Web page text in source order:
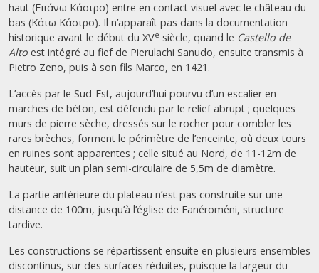
haut (Επάνω Κάστρο) entre en contact visuel avec le château du
bas (Κάτω Κάστρο). Il n’apparaît pas dans la documentation
historique avant le début du XVe siècle, quand le Castello de
Alto est intégré au fief de Pierulachi Sanudo, ensuite transmis à
Pietro Zeno, puis à son fils Marco, en 1421.
L’accès par le Sud-Est, aujourd’hui pourvu d’un escalier en
marches de béton, est défendu par le relief abrupt ; quelques
murs de pierre sèche, dressés sur le rocher pour combler les
rares brèches, forment le périmètre de l’enceinte, où deux tours
en ruines sont apparentes ; celle situé au Nord, de 11-12m de
hauteur, suit un plan semi-circulaire de 5,5m de diamètre.
La partie antérieure du plateau n’est pas construite sur une
distance de 100m, jusqu’à l’église de Fanéroméni, structure
tardive.
Les constructions se répartissent ensuite en plusieurs ensembles
discontinus, sur des surfaces réduites, puisque la largeur du